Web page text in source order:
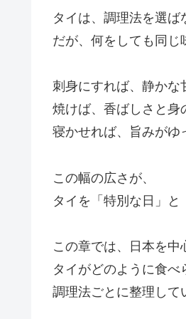
タイは、調理法を選ば
だが、何をしても同じ
刺身にすれば、静かな
焼けば、香ばしさと身
寝かせれば、旨みがゆ
この幅の広さが、
タイを「特別な日」
この章では、日本を中
タイがどのように食べ
調理法ごとに整理して